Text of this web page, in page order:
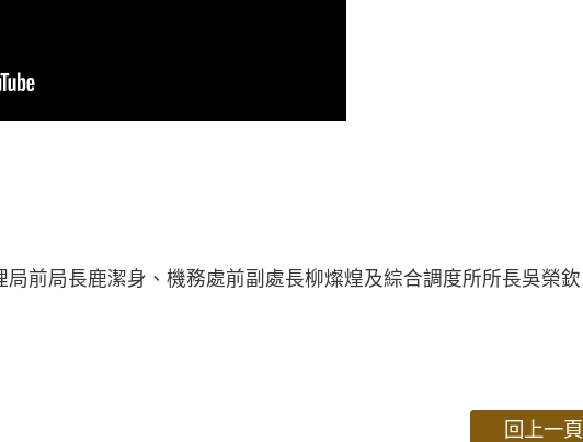
前局長鹿潔身、機務處前副處長柳燦煌及綜合調度所所長吳榮欽
回上一頁